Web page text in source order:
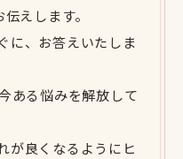
えします。
に、お答えいたしま
ある悩みを解放して
が良くなるようにヒ